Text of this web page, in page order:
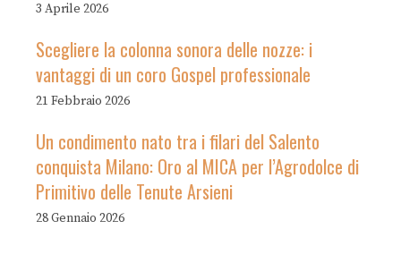
3 Aprile 2026
Scegliere la colonna sonora delle nozze: i
vantaggi di un coro Gospel professionale
21 Febbraio 2026
Un condimento nato tra i filari del Salento
conquista Milano: Oro al MICA per l’Agrodolce di
Primitivo delle Tenute Arsieni
28 Gennaio 2026